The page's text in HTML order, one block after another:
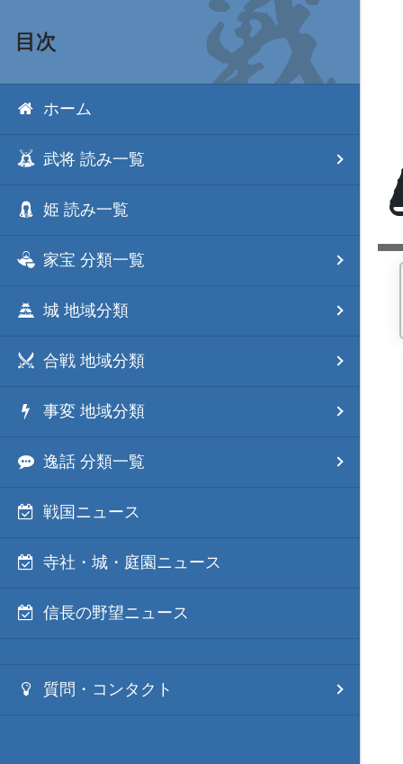
目次
ホーム
武将 読み一覧
姫 読み一覧
家宝 分類一覧
城 地域分類
合戦 地域分類
事変 地域分類
逸話 分類一覧
戦国ニュース
寺社・城・庭園ニュース
信長の野望ニュース
質問・コンタクト